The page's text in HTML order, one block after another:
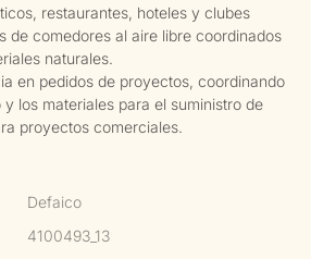
restaurantes, hoteles y clubes
de comedores al aire libre coordinados
naturales.
en pedidos de proyectos, coordinando
los materiales para el suministro de
proyectos comerciales.
Defaico
4100493_13